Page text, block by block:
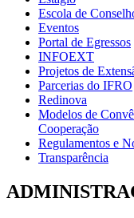
Escola de
Eventos
Portal de Egressos
INFOEXT
Projetos de
Parcerias do IFRO
Redinova
Modelos de
Cooperação
Regulamentos e
Transparência